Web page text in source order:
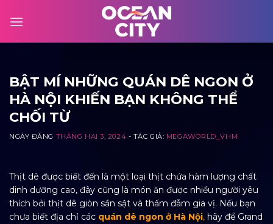
BẬT MÍ NHỮNG QUÁN DÊ NGON Ở
HÀ NỘI KHIẾN BẠN KHÔNG THỂ
CHỐI TỪ
NGÀY ĐĂNG THÁNG HAI 3, 2024 - TÁC GIẢ: MEGAWORLD_VHM
Thịt dê được biết đến là một loại thịt chứa hàm lượng chất
dinh dưỡng cao, đây cũng là món ăn được nhiều người yêu
thích bởi thịt dê giòn sần sật và thấm đẫm gia vị. Nếu bạn
chưa biết địa chỉ các quán dê ngon ở Hà Nội, hãy để Grand